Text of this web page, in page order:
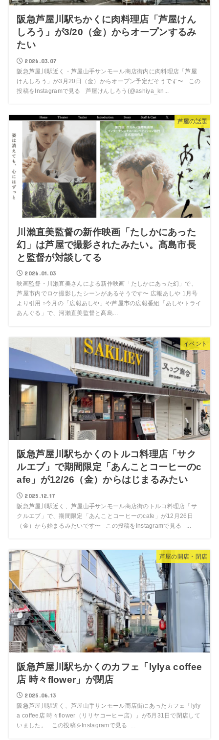
阪急芦屋川駅ちかくに肉料理店「芦屋けん
しろう」が3/20（金）からオープンするみ
たい
2026.03.07
阪急芦屋川駅近く・芦屋山手サンモール商店街内に肉料理店「芦屋
けんしろう」が3月20日（金）からオープン予定だそうです〜 この
投稿をInstagramで見る 芦屋けんしろう(@ashiya_kn...
芦屋の話題
川瀨直美監督の新作映画「たしかにあった
幻」は芦屋で撮影されたみたい。髙島市長
と監督が対談してる
2026.01.03
映画監督・川瀨直美さんによる新作映画「たしかにあった幻」で、
芦屋市内でロケ撮影したシーンがあるそうです〜 広報あしや 1月号
より引用 ↑今月の「広報あしや」や芦屋市の広報番組「あしやトライ
あんぐる」で、河瀨直美監督と髙島...
イベント
阪急芦屋川駅ちかくのトルコ料理店「サク
ルエブ」で期間限定「あんことコーヒーのc
afe」が12/26（金）からはじまるみたい
2025.12.17
阪急芦屋川駅近く、芦屋山手サンモール商店街のトルコ料理店「サ
クルエブ」で、期間限定「あんことコーヒーのcafe」が12月26日
（金）から始まるみたいです〜 この投稿をInstagramで見る ...
芦屋の開店・閉店
阪急芦屋川駅ちかくのカフェ「lylya coffee
店 時々flower」が閉店
2025.06.13
阪急芦屋川駅近く、芦屋山手サンモール商店街にあったカフェ「lyly
a coffee店 時々flower（リリヤコーヒー店）」が5月31日で閉店して
いました。 この投稿をInstagramで見る ...